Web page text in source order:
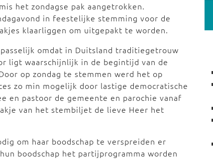
het zondagse pak aangetrokken.
in feestelijke stemming voor de
klaarliggen om uitgepakt te worden.
omdat in Duitsland traditiegetrouw
ligt waarschijnlijk in de begintijd van de
op zondag te stemmen werd het op
zo min mogelijk door lastige democratische
en pastoor de gemeente en parochie vanaf
van het stembiljet de lieve Heer het
om haar boodschap te verspreiden er
boodschap het partijprogramma worden